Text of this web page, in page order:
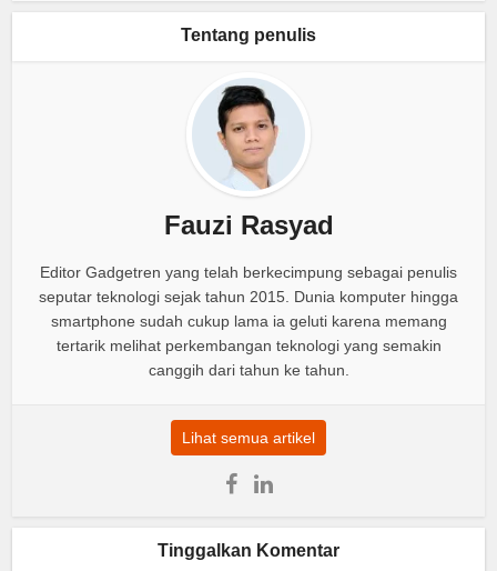
Tentang penulis
Fauzi Rasyad
Editor Gadgetren yang telah berkecimpung sebagai penulis
seputar teknologi sejak tahun 2015. Dunia komputer hingga
smartphone sudah cukup lama ia geluti karena memang
tertarik melihat perkembangan teknologi yang semakin
canggih dari tahun ke tahun.
Lihat semua artikel
Tinggalkan Komentar